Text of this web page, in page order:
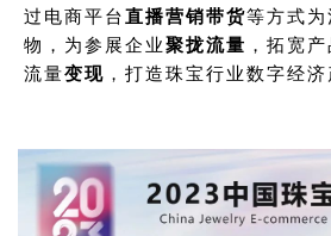
过电商平台直播营销带货等方式
物，为参展企业聚拢流量 ，拓宽
流量变现 ，打造珠宝行业数字经济